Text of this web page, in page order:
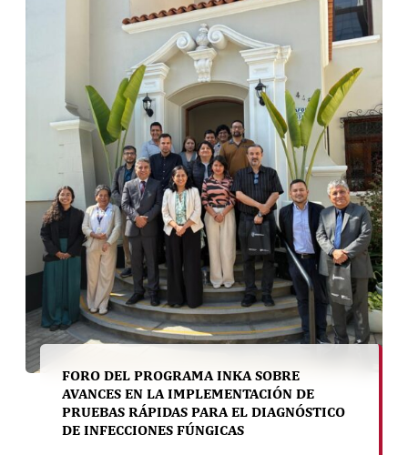
FORO DEL PROGRAMA INKA SOBRE
AVANCES EN LA IMPLEMENTACIÓN DE
PRUEBAS RÁPIDAS PARA EL DIAGNÓSTICO
DE INFECCIONES FÚNGICAS